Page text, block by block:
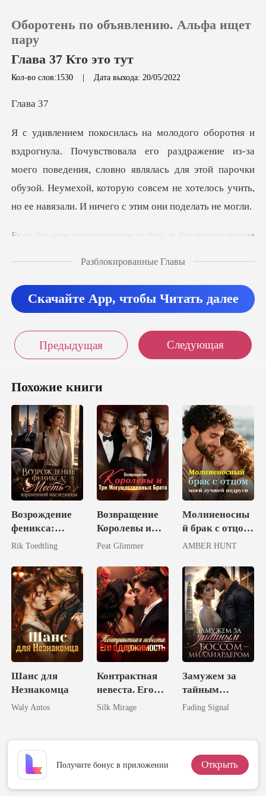
История чтения
Выйти
Оборотень по объявлению. Альфа ищет
пару
Глава 37 Кто это тут
Кол-во слов:1530 | Дата выхода: 20/05/2022
ав
ажение из-за
моего поведения, словно являлась для этой парочки
обузой. Неумехой, кот
р, я бы лучше пошла
Разблокированные Главы
Скачайте App, чтобы Читать далее
Предыдущая Следующая
Похожие книги
Возрождение
феникса:
Месть
наследницы
Rik Toedtling
Возвращение
Королевы и
Три
ых Брата
Peat Glimmer
Молниеносны
й брак с отцом
моей лучшей
AMBER HUNT
Шанс для
Незнакомца
Waly Antos
Контрактная
невеста. Его
одержимость
Silk Mirage
Замужем за
тайным
боссом-
Fading Signal
Получите бонус в приложении Открыть